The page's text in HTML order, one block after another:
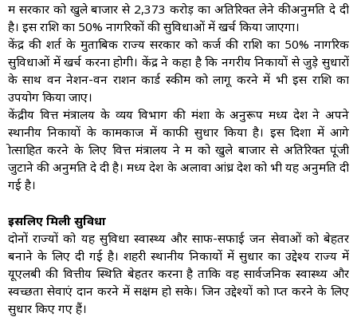
मप्र सरकार को खुले बाजार से 2,373 करोड़ का अतिरिक्त लेने कीअनुमति दे दी
है। इस राशि का 50% नागरिकों की सुविधाओं में खर्च किया जाएगा।
केंद्र की शर्त के मुताबिक राज्य सरकार को कर्ज की राशि का 50% नागरिक
सुविधाओं में खर्च करना होगी। केंद्र ने कहा है कि नगरीय निकायों से जुड़े सुधारों
के साथ वन नेशन-वन राशन कार्ड स्कीम काे लागू करने में भी इस राशि का
उपयोग किया जाए।
केंद्रीय वित्त मंत्रालय के व्यय विभाग की मंशा के अनुरूप मध्य प्रदेश ने अपने
स्थानीय निकायों के कामकाज में काफी सुधार किया है। इस दिशा में आगे
प्रोत्साहित करने के लिए वित्त मंत्रालय ने मप्र को खुले बाजार से अतिरिक्त पूंजी
जुटाने की अनुमति दे दी है। मध्य प्रदेश के अलावा आंध्र प्रदेश को भी यह अनुमति दी
गई है।
इसलिए मिली सुविधा
दोनों राज्यों को यह सुविधा स्वास्थ्य और साफ-सफाई जन सेवाओं को बेहतर
बनाने के लिए दी गई है। शहरी स्थानीय निकायों में सुधार का उद्देश्य राज्य में
यूएलबी की वित्तीय स्थिति बेहतर करना है ताकि वह सार्वजनिक स्वास्थ्य और
स्वच्छता सेवाएं प्रदान करने में सक्षम हो सके। जिन उद्देश्यों को प्राप्त करने के लिए
सुधार किए गए हैं।